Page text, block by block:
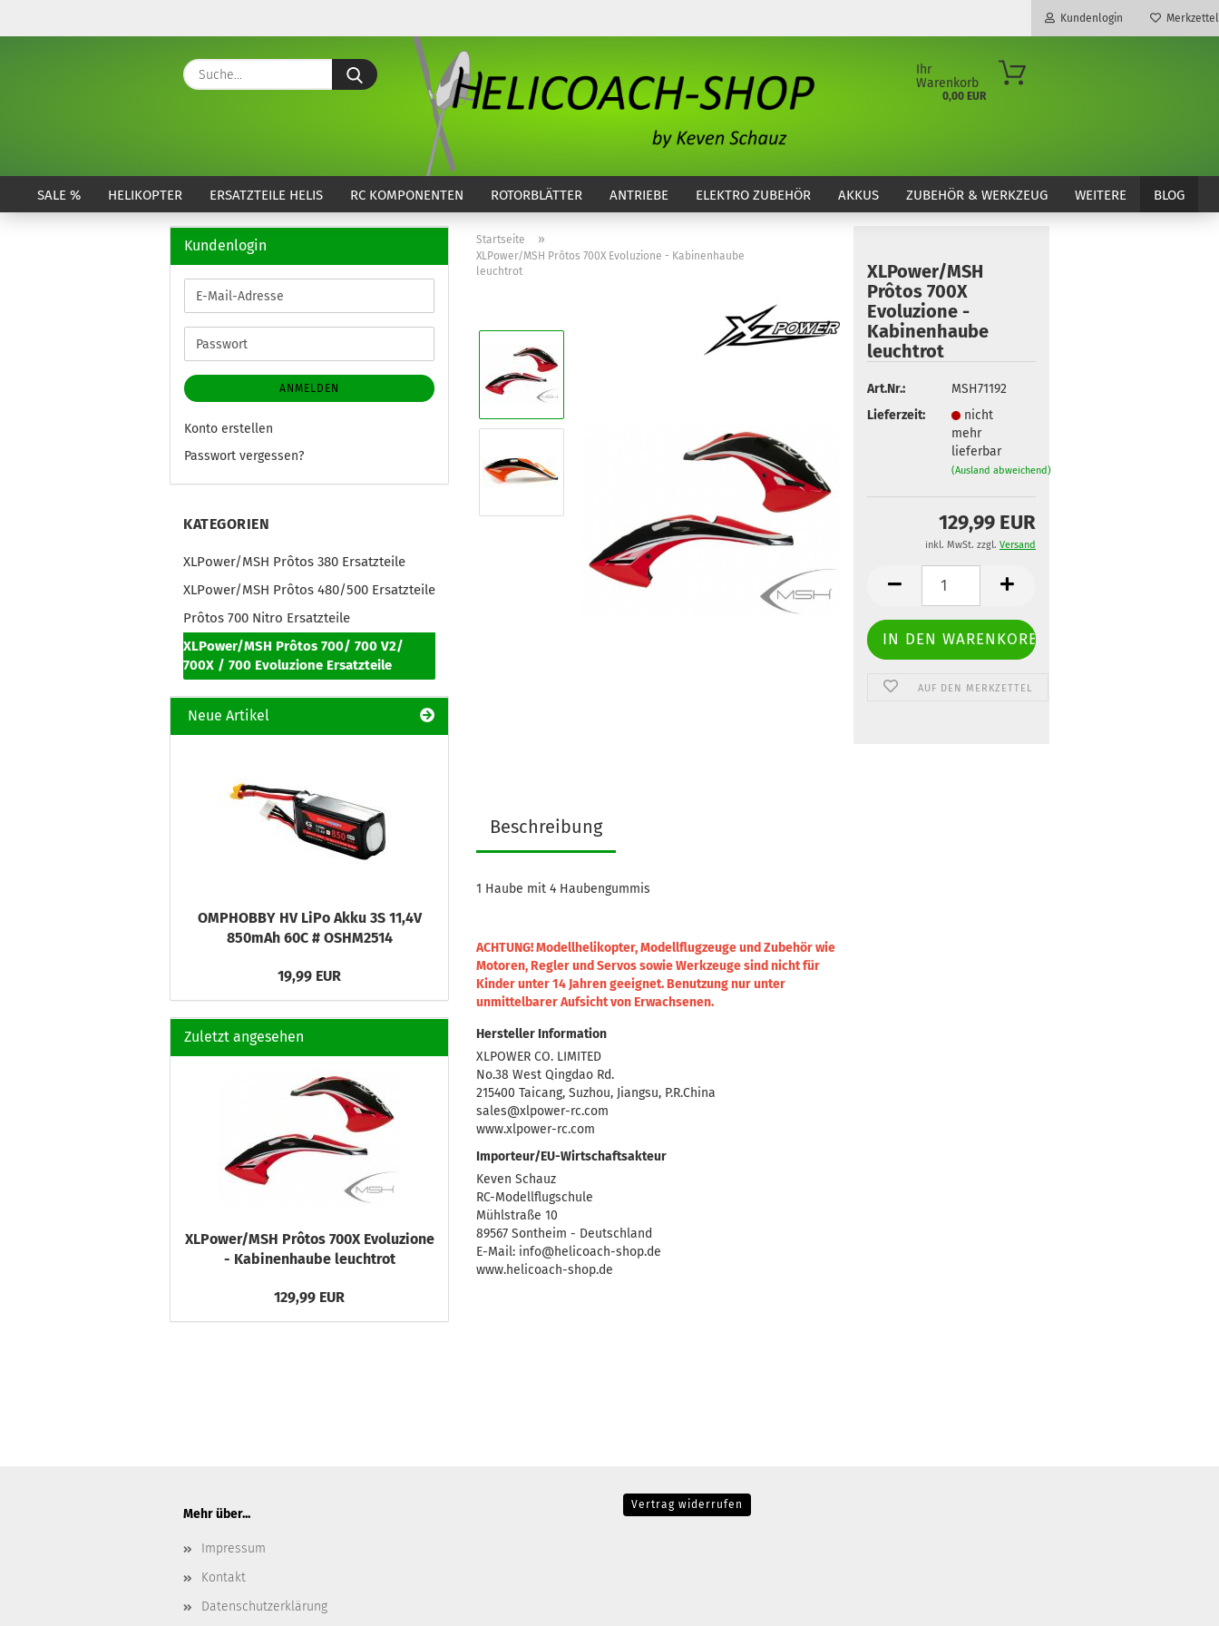
Kundenlogin
Konto erstellen
Passwort vergessen?
Merkzettel
Suche...
Ihr
Warenkorb
0,00 EUR
SALE % HELIKOPTER ERSATZTEILE HELIS RC KOMPONENTEN ROTORBLÄTTER ANTRIEBE ELEKTRO ZUBEHÖR AKKUS ZUBEHÖR & WERKZEUG BLOG
WEITERE
Startseite »
XLPower/MSH Prôtos 700X Evoluzione - Kabinenhaube
leuchtrot
XLPower/MSH
Prôtos 700X
Evoluzione -
Kabinenhaube
leuchtrot
Art.Nr.:
MSH71192
Lieferzeit:
nicht
mehr
lieferbar
(Ausland abweichend)
129,99 EUR
inkl. MwSt. zzgl. Versand
AUF DEN MERKZETTEL
Beschreibung
1 Haube mit 4 Haubengummis
ACHTUNG! Modellhelikopter, Modellflugzeuge und Zubehör wie
Motoren, Regler und Servos sowie Werkzeuge sind nicht für
Kinder unter 14 Jahren geeignet. Benutzung nur unter
unmittelbarer Aufsicht von Erwachsenen.
Hersteller Information
XLPOWER CO. LIMITED
No.38 West Qingdao Rd.
215400 Taicang, Suzhou, Jiangsu, P.R.China
sales@xlpower-rc.com
www.xlpower-rc.com
Importeur/EU-Wirtschaftsakteur
Keven Schauz
RC-Modellflugschule
Mühlstraße 10
89567 Sontheim - Deutschland
E-Mail: info@helicoach-shop.de
www.helicoach-shop.de
Kundenlogin
E-
Mail-
Adresse
Passwort
ANMELDEN
Konto erstellen
Passwort vergessen?
KATEGORIEN
XLPower/MSH Prôtos 380 Ersatzteile
XLPower/MSH Prôtos 480/500 Ersatzteile
Prôtos 700 Nitro Ersatzteile
XLPower/MSH Prôtos 700/ 700 V2/
700X / 700 Evoluzione Ersatzteile
Neue Artikel
OMPHOBBY HV LiPo Akku 3S 11,4V
850mAh 60C # OSHM2514
19,99 EUR
Zuletzt angesehen
XLPower/MSH Prôtos 700X Evoluzione
- Kabinenhaube leuchtrot
129,99 EUR
Mehr über...
Impressum
Kontakt
Datenschutzerklärung
Vertrag widerrufen